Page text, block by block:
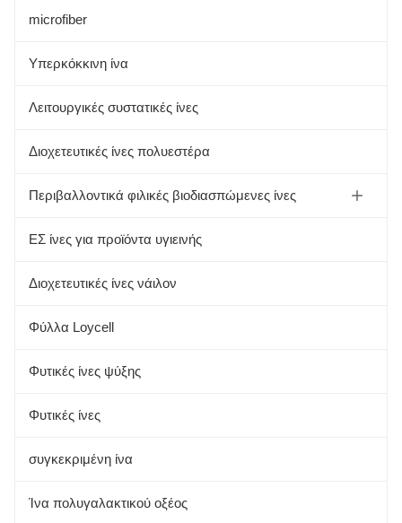
microfiber
Υπερκόκκινη ίνα
Λειτουργικές συστατικές ίνες
Διοχετευτικές ίνες πολυεστέρα
Περιβαλλοντικά φιλικές βιοδιασπώμενες ίνες
Πρωτεϊνική ίνα σόγιας
Αλόη
Αλγινική ίνα
Φυτικές ίνες
Ινες μπαμπού
ΕΣ ίνες για προϊόντα υγιεινής
Διοχετευτικές ίνες νάιλον
Φύλλα Loycell
Φυτικές ίνες ψύξης
Φυτικές ίνες
συγκεκριμένη ίνα
Ίνα πολυγαλακτικού οξέος